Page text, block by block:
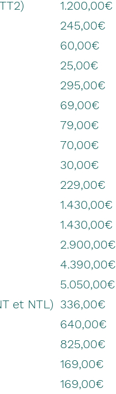
et NTL)
1.200,00€
245,00€
60,00€
25,00€
295,00€
69,00€
79,00€
70,00€
30,00€
229,00€
1.430,00€
1.430,00€
2.900,00€
4.390,00€
5.050,00€
336,00€
640,00€
825,00€
169,00€
169,00€